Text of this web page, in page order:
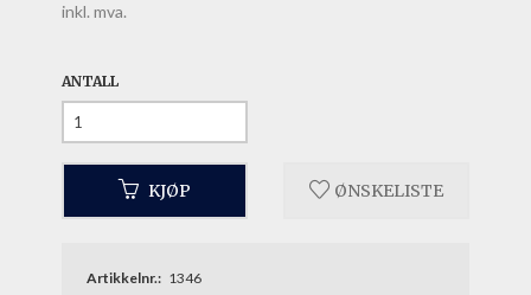
inkl. mva.
ANTALL
KJØP ØNSKELISTE
Artikkelnr.: 1346